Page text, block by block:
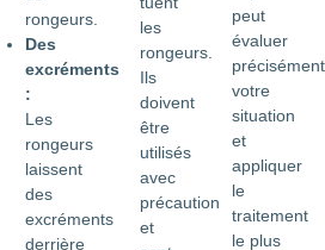
rongeurs.
Des
excréments
:
Les
rongeurs
laissent
des
excréments
derrière
les
rongeurs.
Ils
doivent
être
utilisés
avec
précaution
et
peut
évaluer
précisément
votre
situation
et
appliquer
le
traitement
le plus